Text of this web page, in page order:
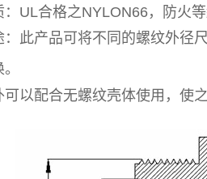
：UL合格之NYLON66，防火等
：此产品可将不同的螺纹外径
可以配合无螺纹壳体使用，使